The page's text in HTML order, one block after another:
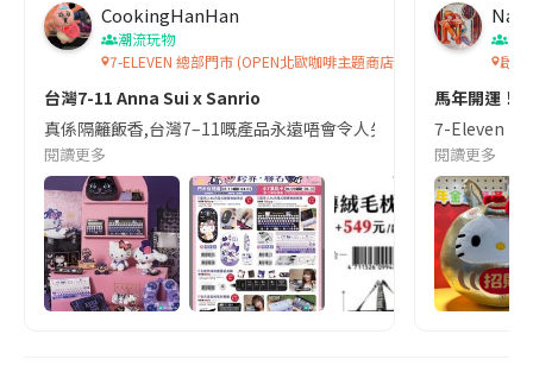
CookingHanHan
潮流玩物
7-ELEVEN 總部門市 (OPEN北歐咖啡主題商店)
台灣7-11 Anna Sui x Sanrio
真係隔籬飯香,台灣7–11嘅產品永遠唔會令人失望｡最近我透過代
閱讀更多
潮
啟德
馬年開運！
7-Eleven 的
閱讀更多